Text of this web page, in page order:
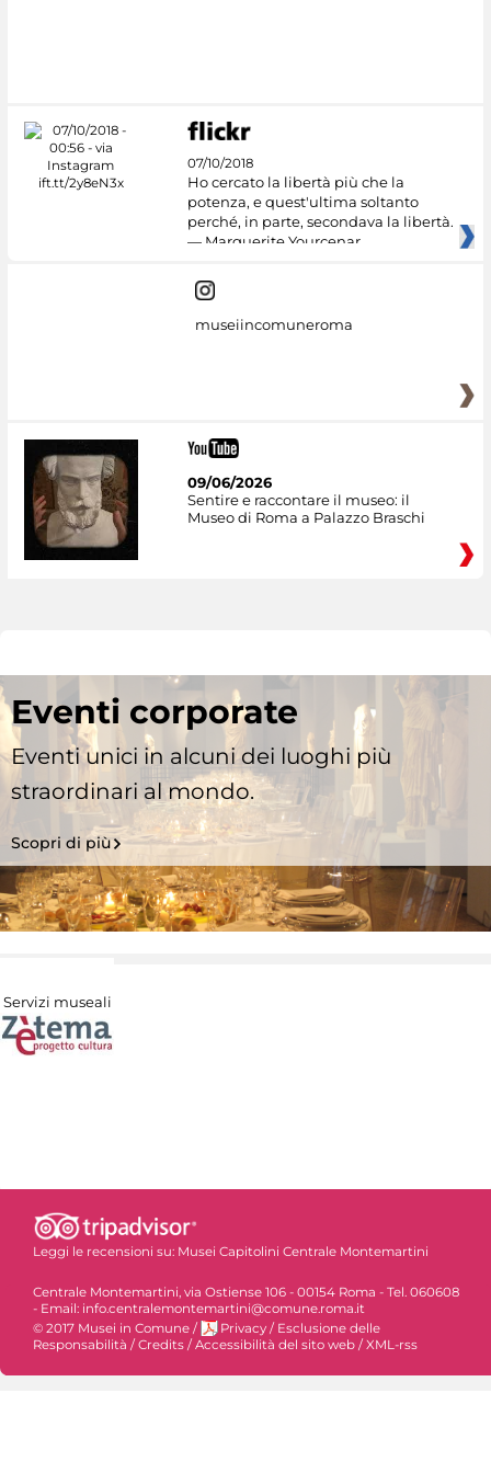
07/10/2018
Ho cercato la libertà più che la
potenza, e quest'ultima soltanto
perché, in parte, secondava la libertà.
— Marguerite Yourcenar
museiincomuneroma
09/06/2026
Sentire e raccontare il museo: il
Museo di Roma a Palazzo Braschi
Eventi corporate
Eventi unici in alcuni dei luoghi più
straordinari al mondo.
Scopri di più
Servizi museali
Leggi le recensioni su: Musei Capitolini Centrale Montemartini
Centrale Montemartini, via Ostiense 106 - 00154 Roma - Tel. 060608
- Email: info.centralemontemartini@comune.roma.it
© 2017 Musei in Comune / Privacy / Esclusione delle
Responsabilità / Credits / Accessibilità del sito web / XML-rss